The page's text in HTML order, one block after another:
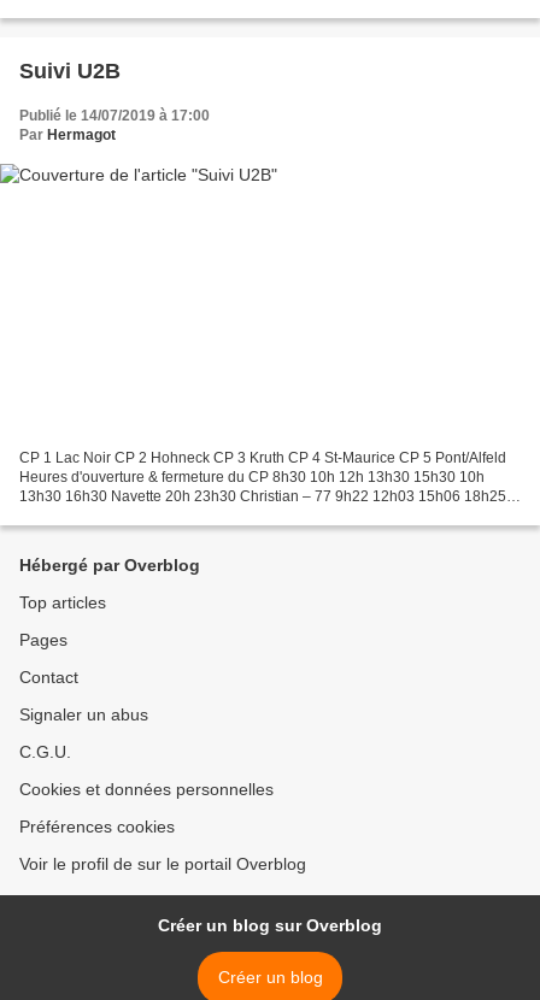
Suivi U2B
Publié le 14/07/2019 à 17:00
Par Hermagot
CP 1 Lac Noir CP 2 Hohneck CP 3 Kruth CP 4 St-Maurice CP 5 Pont/Alfeld
Heures d'ouverture & fermeture du CP 8h30 10h 12h 13h30 15h30 10h
13h30 16h30 Navette 20h 23h30 Christian – 77 9h22 12h03 15h06 18h25
Hébergé par Overblog
Top articles
Pages
Contact
Signaler un abus
C.G.U.
Cookies et données personnelles
Préférences cookies
Voir le profil de sur le portail Overblog
Créer un blog sur Overblog
Créer un blog